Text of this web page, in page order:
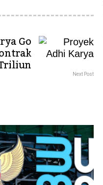
Go
Next Post